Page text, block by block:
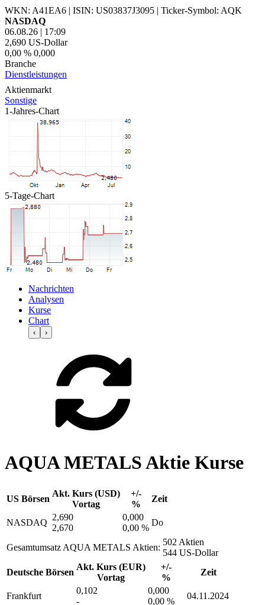
WKN: A41EA6 | ISIN: US03837J3095 | Ticker-Symbol: AQK
NASDAQ
06.08.26 | 17:09
2,690 US-Dollar
0,00 % 0,000
Branche
Dienstleistungen
Aktienmarkt
Sonstige
1-Jahres-Chart
5-Tage-Chart
Nachrichten
Analysen
Kurse
Chart
‹ ›
AQUA METALS Aktie Kurse
US Börsen
Akt. Kurs (USD)
Vortag
+/-
%
Zeit
NASDAQ
2,690
2,670
0,000
0,00 %
Do
Gesamtumsatz AQUA METALS Aktien:
502 Aktien
544 US-Dollar
Deutsche Börsen
Akt. Kurs (EUR)
Vortag
+/-
%
Zeit
Frankfurt
0,102
-
0,000
0,00 %
04.11.2024